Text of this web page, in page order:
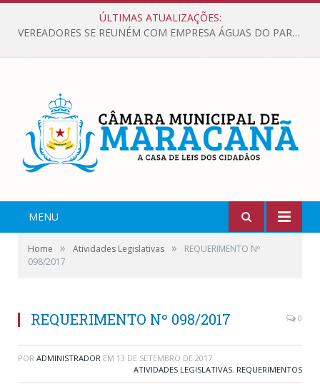
ÚLTIMAS ATUALIZAÇÕES:
VEREADORES SE REUNÉM COM EMPRESA ÁGUAS DO PARÁ, PARA APRESENTAR REIVINDICAÇÕES E MELHORIAS NA QUALIDADE DOS SERVIÇOS OFERECIDOS Á POPULAÇÃO.
MENU
Home » Atividades Legislativas »
REQUERIMENTO Nº
098/2017
REQUERIMENTO Nº 098/2017 0
POR ADMINISTRADOR EM 13 DE SETEMBRO DE 2017
ATIVIDADES LEGISLATIVAS, REQUERIMENTOS